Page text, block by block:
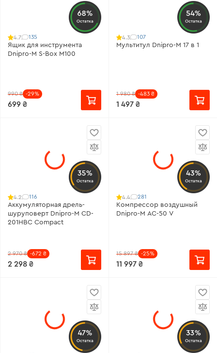
68%
Остатка
4.7 135
Ящик для инструмента
Dnipro-M S-Box M100
990 ₴ -29%
699 ₴
54%
Остатка
4.3 107
Мультитул Dnipro-M 17 в 1
1 980 ₴ -483 ₴
1 497 ₴
35%
Остатка
4.2 116
Аккумуляторная дрель-
шуруповерт Dnipro-M CD-
201HBC Compact
2 970 ₴ -672 ₴
2 298 ₴
43%
Остатка
4.4 281
Компрессор воздушный
Dnipro-M AC-50 V
15 897 ₴ -25%
11 997 ₴
47%
Остатка
33%
Остатка